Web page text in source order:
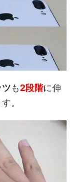
も2段階に伸
。